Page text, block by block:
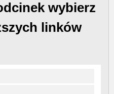
wybierz
linków